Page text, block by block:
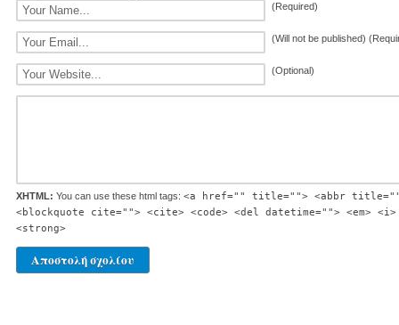
(Required)
(Will not be published)
(Optional)
XHTML: You can use these html tags: <a href="" title=""> <abbr
<blockquote cite=""> <cite> <code> <del datetime=""> <em>
<strong>